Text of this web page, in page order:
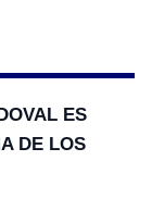
ES
DE LOS